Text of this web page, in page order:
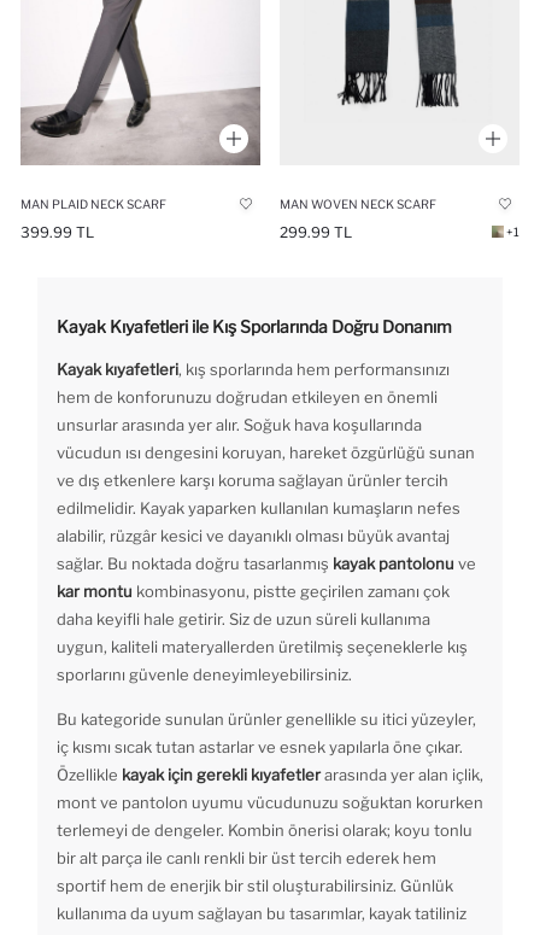
MAN PLAID NECK SCARF
399.99 TL
MAN WOVEN NECK SCARF
299.99 TL +1
Kayak Kıyafetleri ile Kış Sporlarında Doğru Donanım
Kayak kıyafetleri, kış sporlarında hem performansınızı
hem de konforunuzu doğrudan etkileyen en önemli
unsurlar arasında yer alır. Soğuk hava koşullarında
vücudun ısı dengesini koruyan, hareket özgürlüğü sunan
ve dış etkenlere karşı koruma sağlayan ürünler tercih
edilmelidir. Kayak yaparken kullanılan kumaşların nefes
alabilir, rüzgâr kesici ve dayanıklı olması büyük avantaj
sağlar. Bu noktada doğru tasarlanmış kayak pantolonu ve
kar montu kombinasyonu, pistte geçirilen zamanı çok
daha keyifli hale getirir. Siz de uzun süreli kullanıma
uygun, kaliteli materyallerden üretilmiş seçeneklerle kış
sporlarını güvenle deneyimleyebilirsiniz.
Bu kategoride sunulan ürünler genellikle su itici yüzeyler,
iç kısmı sıcak tutan astarlar ve esnek yapılarla öne çıkar.
Özellikle kayak için gerekli kıyafetlerarasında yer alan içlik,
mont ve pantolon uyumu vücudunuzu soğuktan korurken
terlemeyi de dengeler. Kombin önerisi olarak; koyu tonlu
bir alt parça ile canlı renkli bir üst tercih ederek hem
sportif hem de enerjik bir stil oluşturabilirsiniz. Günlük
kullanıma da uyum sağlayan bu tasarımlar, kayak tatiliniz